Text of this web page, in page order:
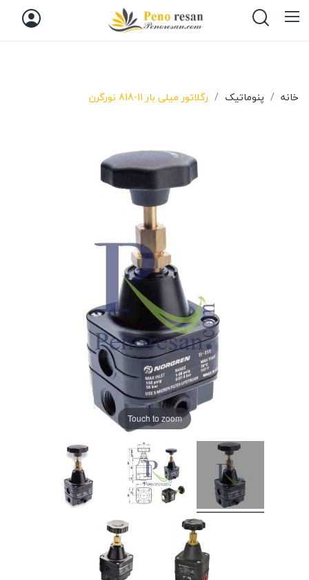
خانه پنوماتیک رگلاتور میلی بار 11-818 نورگرن
Touch to zoom